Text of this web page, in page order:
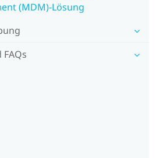
(MDM)-Lösung